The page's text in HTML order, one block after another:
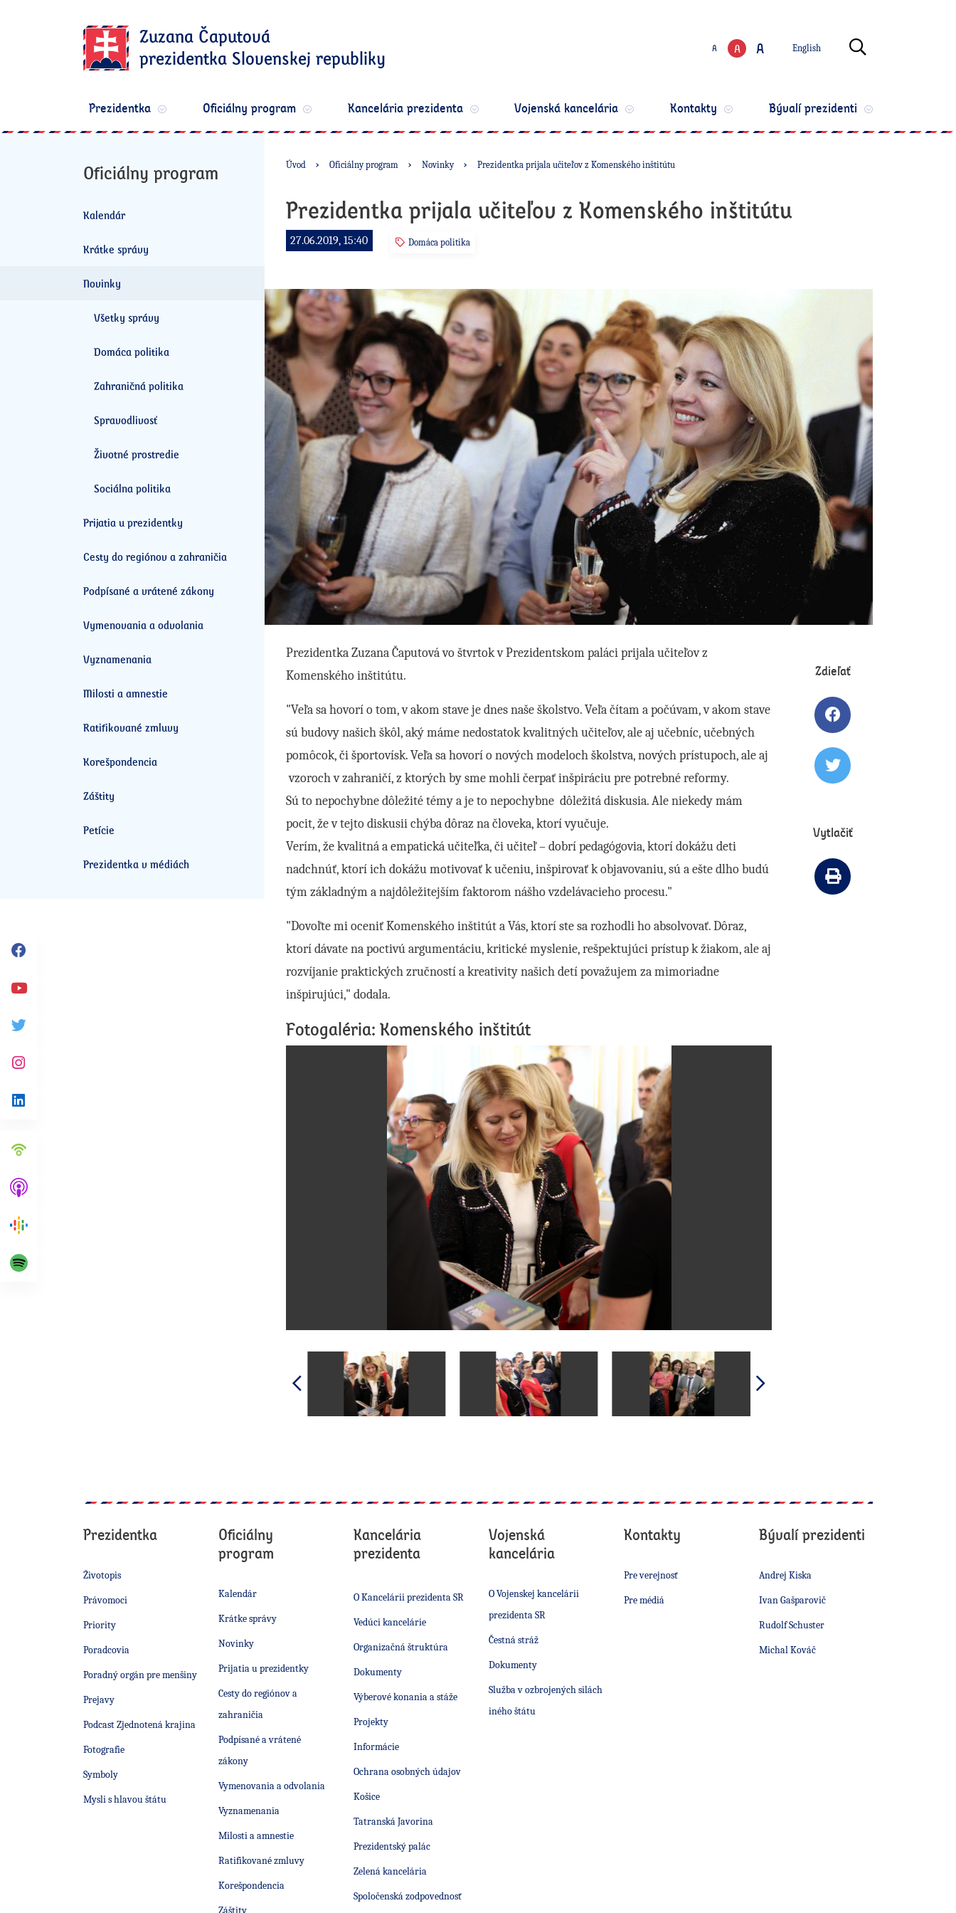
Zuzana Čaputová
prezidentka Slovenskej republiky
A A A Zmeniť jazyk
English
Prezidentka Oficiálny program Kancelária prezidenta Vojenská kancelária Kontakty Bývalí prezidenti
Oficiálny program
Kalendár
Krátke správy
Novinky
Všetky správy
Domáca politika
Zahraničná politika
Spravodlivosť
Životné prostredie
Sociálna politika
Prijatia u prezidentky
Cesty do regiónov a zahraničia
Podpísané a vrátené zákony
Vymenovania a odvolania
Vyznamenania
Milosti a amnestie
Ratifikované zmluvy
Korešpondencia
Záštity
Petície
Prezidentka v médiách
Úvod Oficiálny program Novinky Prezidentka prijala učiteľov z Komenského inštitútu
Prezidentka prijala učiteľov z Komenského inštitútu
27.06.2019, 15:40 Domáca politika
Prezidentka Zuzana Čaputová vo štvrtok v Prezidentskom paláci prijala učiteľov z
Komenského inštitútu.
"Veľa sa hovorí o tom, v akom stave je dnes naše školstvo. Veľa čítam a počúvam, v akom stave
sú budovy našich škôl, aký máme nedostatok kvalitných učiteľov, ale aj učebníc, učebných
pomôcok, či športovísk. Veľa sa hovorí o nových modeloch školstva, nových prístupoch, ale aj
vzoroch v zahraničí, z ktorých by sme mohli čerpať inšpiráciu pre potrebné reformy.
Sú to nepochybne dôležité témy a je to nepochybne dôležitá diskusia. Ale niekedy mám
pocit, že v tejto diskusii chýba dôraz na človeka, ktorí vyučuje.
Verím, že kvalitná a empatická učiteľka, či učiteľ – dobrí pedagógovia, ktorí dokážu deti
nadchnúť, ktorí ich dokážu motivovať k učeniu, inšpirovať k objavovaniu, sú a ešte dlho budú
tým základným a najdôležitejším faktorom nášho vzdelávacieho procesu."
"Dovoľte mi oceniť Komenského inštitút a Vás, ktorí ste sa rozhodli ho absolvovať. Dôraz,
ktorí dávate na poctivú argumentáciu, kritické myslenie, rešpektujúci prístup k žiakom, ale aj
rozvíjanie praktických zručností a kreativity našich detí považujem za mimoriadne
inšpirujúci," dodala.
Fotogaléria: Komenského inštitút
Zdieľať
Zdielať článok na
Tweetovať článok
Vytlačiť
Vytlačiť článok
Prezidentka
Životopis
Právomoci
Priority
Poradcovia
Poradný orgán pre menšiny
Prejavy
Podcast Zjednotená krajina
Fotografie
Symboly
Mysli s hlavou štátu
Oficiálny
program
Kalendár
Krátke správy
Novinky
Prijatia u prezidentky
Cesty do regiónov a
zahraničia
Podpísané a vrátené
zákony
Vymenovania a odvolania
Vyznamenania
Milosti a amnestie
Ratifikované zmluvy
Korešpondencia
Záštity
Kancelária
prezidenta
O Kancelárii prezidenta SR
Vedúci kancelárie
Organizačná štruktúra
Dokumenty
Výberové konania a stáže
Projekty
Informácie
Ochrana osobných údajov
Košice
Tatranská Javorina
Prezidentský palác
Zelená kancelária
Spoločenská zodpovednosť
Vojenská
kancelária
O Vojenskej kancelárii
prezidenta SR
Čestná stráž
Dokumenty
Služba v ozbrojených silách
iného štátu
Kontakty
Pre verejnosť
Pre médiá
Bývalí prezidenti
Andrej Kiska
Ivan Gašparovič
Rudolf Schuster
Michal Kováč
Facebook
Youtube